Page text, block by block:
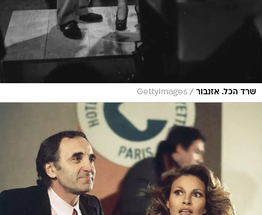
שרד הכל. אזנבור /
GettyImages